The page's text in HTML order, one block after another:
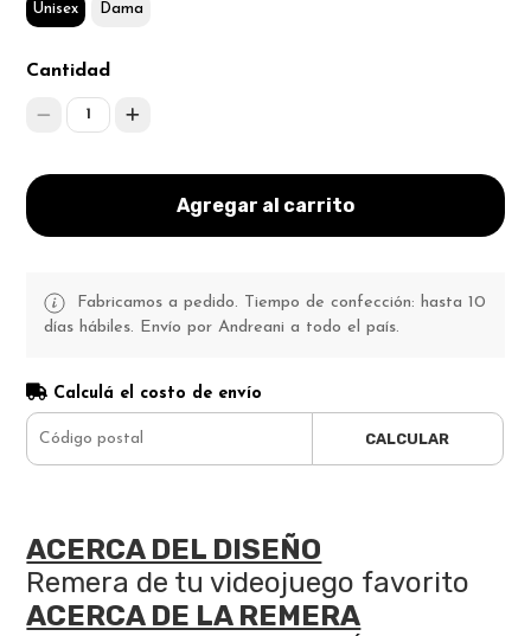
Unisex Dama
Cantidad
1
Agregar al carrito
Fabricamos a pedido. Tiempo de confección: hasta 10
días hábiles. Envío por Andreani a todo el país.
Calculá el costo de envío
CALCULAR
ACERCA DEL DISEÑO
Remera de tu videojuego favorito
ACERCA DE LA REMERA